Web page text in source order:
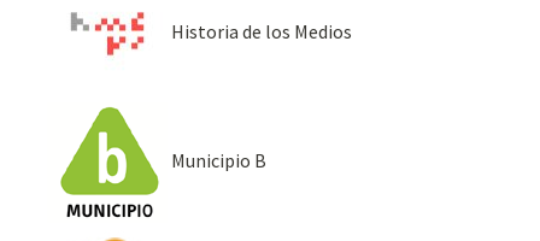
Historia de los Medios
Municipio B